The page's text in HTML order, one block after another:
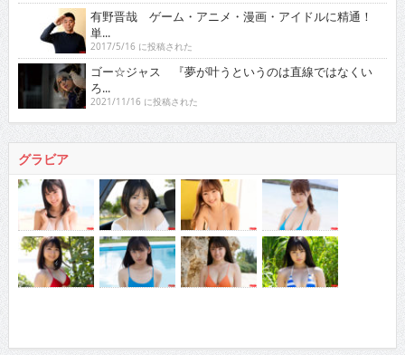
有野晋哉 ゲーム・アニメ・漫画・アイドルに精通！
単...
2017/5/16 に投稿された
ゴー☆ジャス 『夢が叶うというのは直線ではなくい
ろ...
2021/11/16 に投稿された
グラビア